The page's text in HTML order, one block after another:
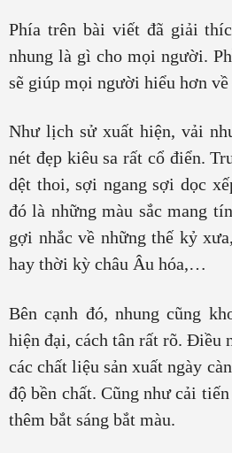
Phía trên bài viết đã giải
nhung là gì cho mọi người.
sẽ giúp mọi người hiểu hơn về
Như lịch sử xuất hiện, vải
nét đẹp kiêu sa rất cổ điển.
dệt thoi, sợi ngang sợi dọc
đó là những màu sắc mang
gợi nhắc về những thế kỷ
hay thời kỳ châu Âu hóa,…
Bên cạnh đó, nhung cũng
hiện đại, cách tân rất rõ. Điều
các chất liệu sản xuất ngày
độ bền chất. Cũng như cải
thêm bắt sáng bắt màu.